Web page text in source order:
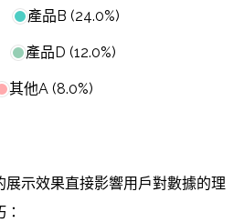
產品B (24.0%)
產品D (12.0%)
其他A (8.0%)
示效果直接影響用戶對數據的理